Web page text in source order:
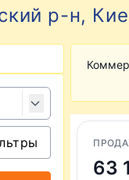
р-н,
63